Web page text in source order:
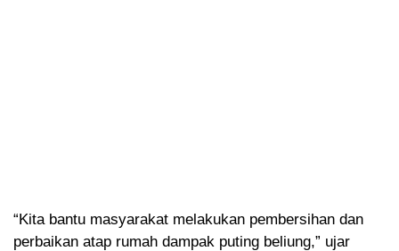
“Kita bantu masyarakat melakukan pembersihan dan
perbaikan atap rumah dampak puting beliung,” ujar